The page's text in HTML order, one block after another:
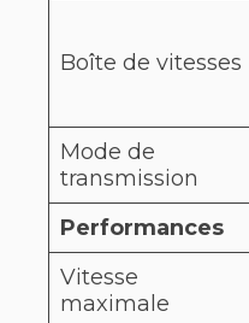
Boîte de vitesses
Mode de
transmission
Performances
Vitesse
maximale